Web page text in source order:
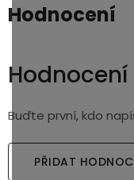
Hodnocení
Buďte první, kdo
PŘIDAT